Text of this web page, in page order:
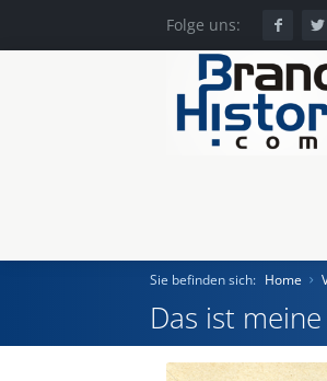
Folge uns:
Home
Sie befinden sich: Home
Das ist